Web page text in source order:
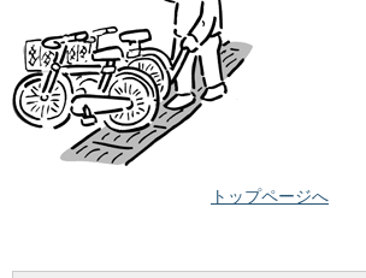
トップページへ